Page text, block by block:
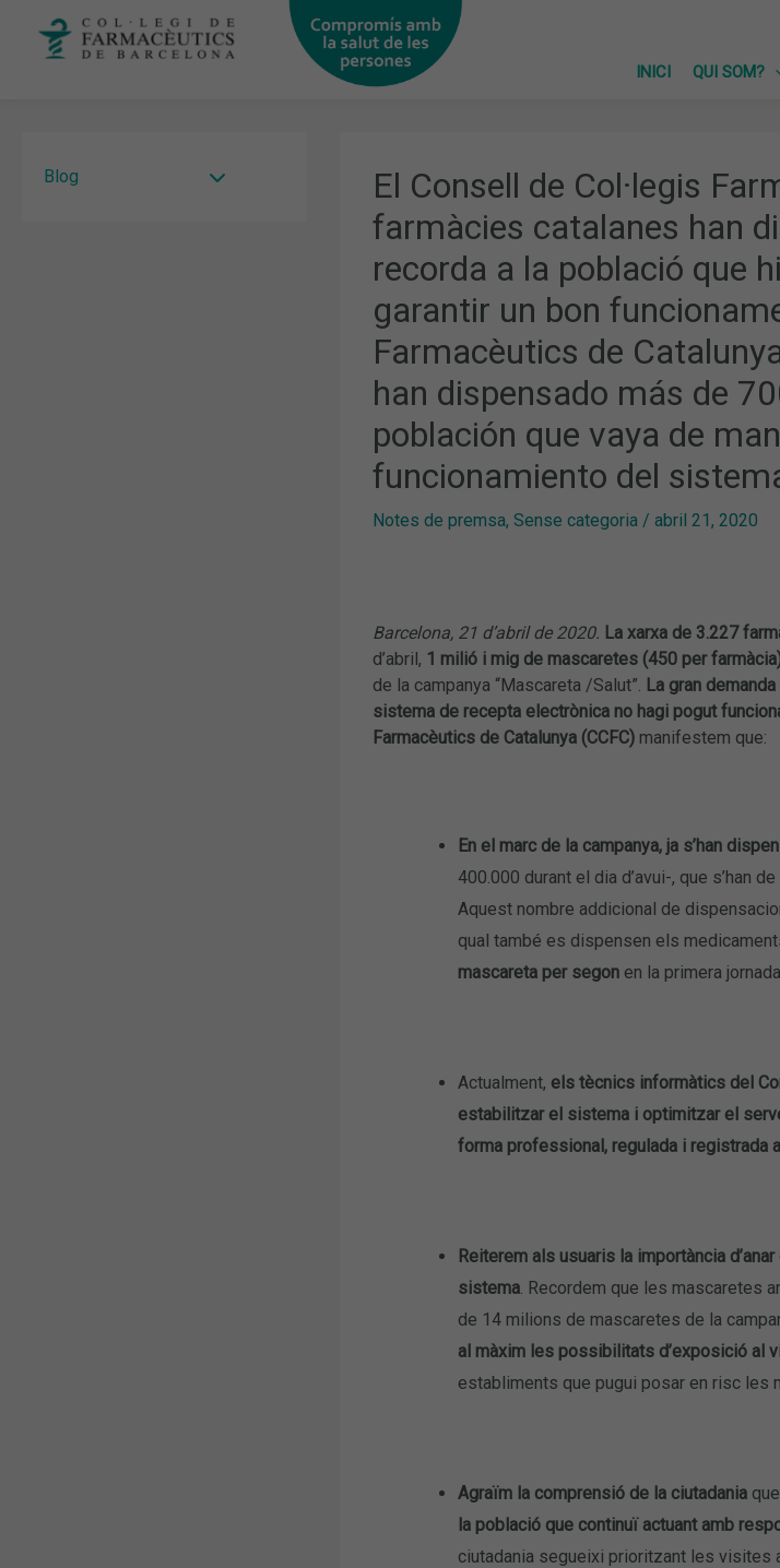
INICI
QUI SOM?
Blog
El Consell de Col·legis
farmàcies catalanes han
recorda a la població que
garantir un bon
Farmacèutics de
han dispensado más de
población que vaya de
funcionamiento del
Notes de premsa, Sense categoria/ abril 21, 2020
Barcelona, 21 d’abril de 2020. La xarxa de 3.227
d’abril, 1 milió i mig de mascaretes (450 per
de la campanya “Mascareta /Salut”. La gran
sistema de recepta electrònica no hagi pogut
Farmacèutics de Catalunya (CCFC)manifestem que:
En el marc de la campanya, ja s’han
400.000 durant el dia d’avui-, que s’han
Aquest nombre addicional de
qual també es dispensen els
mascareta per segon en la primera jornada
Actualment, els tècnics informàtics del
estabilitzar el sistema i optimitzar el
forma professional, regulada i registrada
Reiterem als usuaris la importància
sistema. Recordem que les mascaretes
de 14 milions de mascaretes de la
al màxim les possibilitats d’exposició al
establiments que pugui posar en risc les
Agraïm la comprensió de la ciutadaniaque
la població que continuï actuant amb
ciutadania segueixi prioritzant les visites